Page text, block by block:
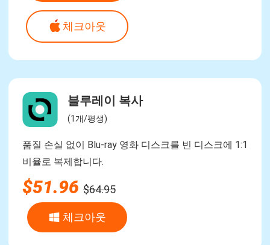
체크아웃
블루레이 복사
(1개/평생)
품질 손실 없이 Blu-ray 영화 디스크를 빈 디스크에 1:1
비율로 복제합니다.
$51.96 $64.95
체크아웃